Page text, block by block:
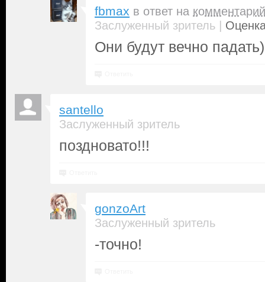
fbmax в ответ на комментарий
Заслуженный зритель |
Они будут вечно падать)
santello
Заслуженный зритель
поздновато!!!
gonzoArt
Заслуженный зритель
-точно!